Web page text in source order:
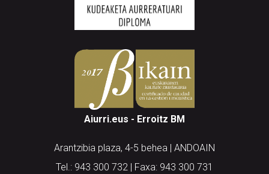
Aiurri.eus - Erroitz BM
Arantzibia plaza, 4-5 behea | ANDOAIN
Tel.: 943 300 732 | Faxa: 943 300 731